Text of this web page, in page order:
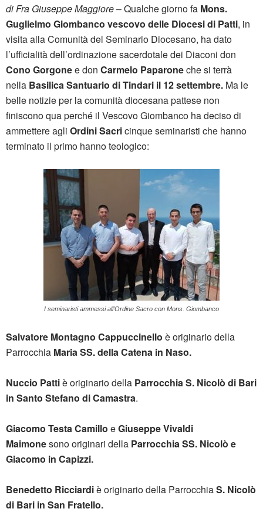
di Fra Giuseppe Maggiore– Qualche giorno fa Mons.
Guglielmo Giombanco vescovo delle Diocesi di Patti, in
visita alla Comunità del Seminario Diocesano, ha dato
l’ufficialità dell’ordinazione sacerdotale dei Diaconi don
Cono Gorgonee don Carmelo Paparoneche si terrà
nella Basilica Santuario di Tindari il 12 settembre. Ma le
belle notizie per la comunità diocesana pattese non
finiscono qua perché il Vescovo Giombanco ha deciso di
ammettere agli Ordini Sacricinque seminaristi che hanno
terminato il primo hanno teologico:
I seminaristi ammessi all’Ordine Sacro con Mons. Giombanco
Salvatore Montagno Cappuccinello è originario della
Parrocchia Maria SS. della Catena in Naso.
Nuccio Pattiè originario della Parrocchia S. Nicolò di Bari
in Santo Stefano di Camastra.
Giacomo Testa Camillo eGiuseppe Vivaldi
Maimonesono originari della Parrocchia SS. Nicolò e
Giacomo in Capizzi.
Benedetto Ricciardiè originario della ParrocchiaS. Nicolò
di Bari in San Fratello.